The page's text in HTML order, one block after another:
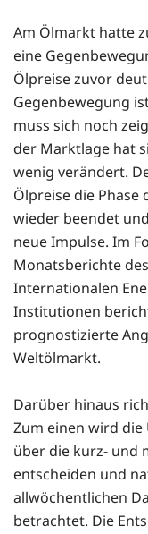
Am Ölmarkt hatte
eine
Ölpreise zuvor
Gegenbewegung
muss sich noch
der Marktlage hat
wenig verändert.
Ölpreise die Phase
wieder beendet
neue Impulse. Im
Monatsberichte
Internationalen
Institutionen
prognostizierte
Weltölmarkt.
Darüber hinaus
Zum einen wird die
über die kurz- und
entscheiden und
allwöchentlichen
betrachtet. Die